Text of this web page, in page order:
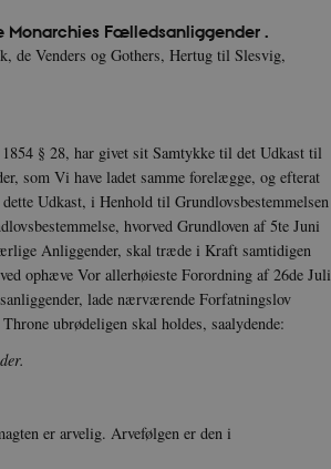
Monarchies Fælledsanliggender .
de Venders og Gothers, Hertug til Slesvig,
§ 28, har givet sit Samtykke til det Udkast til
som Vi have ladet samme forelægge, og efterat
Udkast, i Henhold til Grundlovsbestemmelsen
hvorved Grundloven af 5te Juni
Anliggender, skal træde i Kraft samtidigen
ophæve Vor allerhøieste Forordning af 26de Juli
lade nær­værende Forfatningslov
ubrødeligen skal holdes, saalydende:
er arvelig. Arvefølgen er den i